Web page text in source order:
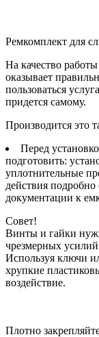
Ремкомплект для
На качество
оказывает
пользоваться
придется самому.
Производится это
Перед
подготовить:
уплотнительные
действия
документации к
Совет!
Винты и гайки
чрезмерных
Используя ключи
хрупкие
воздействие.
Плотно